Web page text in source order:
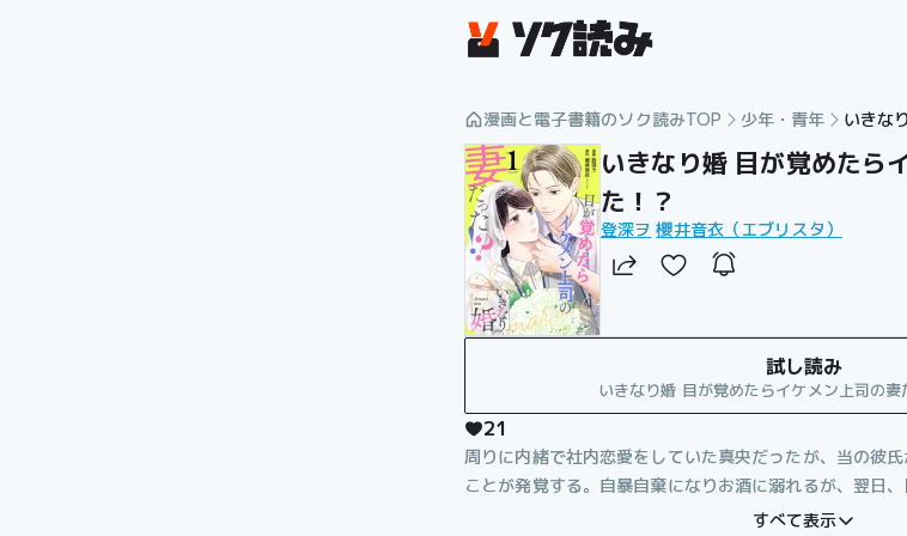
漫画と電子書籍のソク読みTOP 少年・青年 いきな
いきなり婚 目が覚めたら
た！？
登深ヲ 櫻井音衣（エブリスタ）
試し読み
いきなり婚 目が覚めたらイケメン上司の
21
周りに内緒で社内恋愛をしていた真央だったが、当の彼
ことが発覚する。自暴自棄になりお酒に溺れるが、翌日
のベッドの中だった!? あわててその場から逃げ出すも、
すべて表示